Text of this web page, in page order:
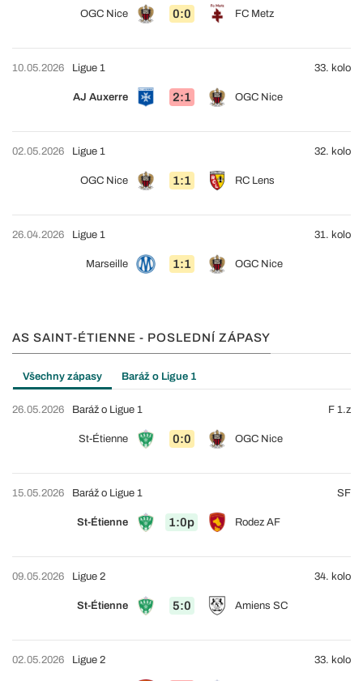
OGC Nice 0:0 FC Metz
10.05.2026
AJ Auxerre 2:1 OGC Nice
Ligue 1 33. kolo
02.05.2026
OGC Nice 1:1 RC Lens
Ligue 1 32. kolo
26.04.2026
Marseille 1:1 OGC Nice
Ligue 1 31. kolo
AS SAINT-ÉTIENNE - POSLEDNÍ ZÁPASY
Všechny zápasy Baráž o Ligue 1
26.05.2026
St-Étienne 0:0 OGC Nice
Baráž o Ligue 1 F 1.z
15.05.2026
St-Étienne 1:0p Rodez AF
Baráž o Ligue 1 SF
09.05.2026
St-Étienne 5:0 Amiens SC
Ligue 2 34. kolo
02.05.2026 Ligue 2 33. kolo